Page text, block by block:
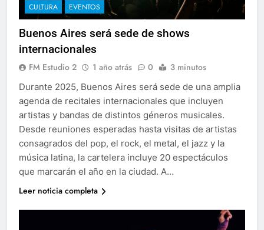
CULTURA EVENTOS
Buenos Aires será sede de shows
internacionales
FM Estudio 2 1 año atrás 0 3 minutos
Durante 2025, Buenos Aires será sede de una amplia
agenda de recitales internacionales que incluyen
artistas y bandas de distintos géneros musicales.
Desde reuniones esperadas hasta visitas de artistas
consagrados del pop, el rock, el metal, el jazz y la
música latina, la cartelera incluye 20 espectáculos
que marcarán el año en la ciudad. A…
Leer noticia completa